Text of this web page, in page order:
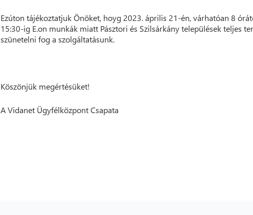
Ezúton tájékoztatjuk Önöket, hoyg 2023. április 21-én, várhatóan 8
15:30-ig E.on munkák miatt Pásztori és Szilsárkány települések teljes
szünetelni fog a szolgáltatásunk.
Köszönjük megértésüket!
A Vidanet Ügyfélközpont Csapata